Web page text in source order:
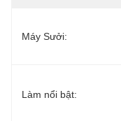
Máy Sưởi:
Làm nổi bật: